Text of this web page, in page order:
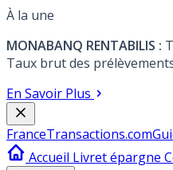
À la une
MONABANQ RENTABILIS :
Taux brut des
En Savoir Plus
FranceTransactions.com
Accueil Livret épargne